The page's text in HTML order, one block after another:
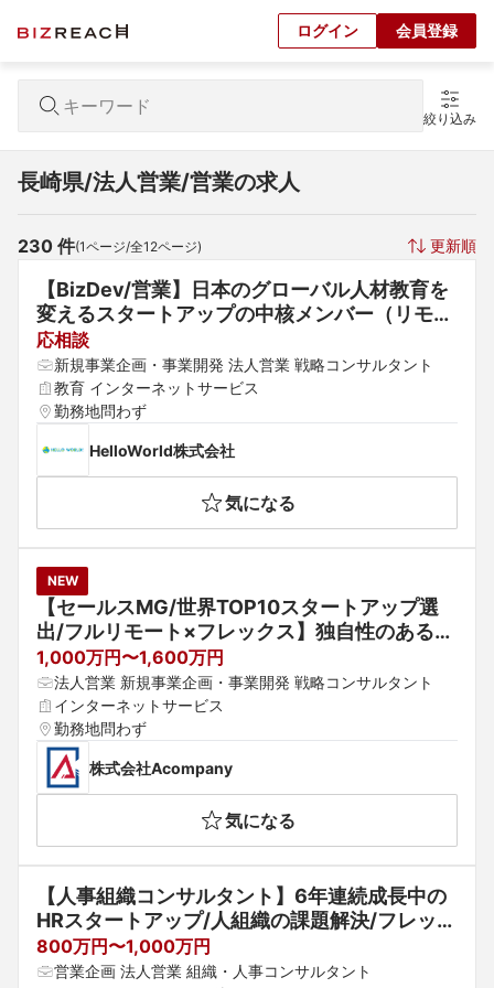
ログイン 会員登録
絞り込み
長崎県/法人営業/営業の求人
230 件(1ページ/全12ページ) 更新順
【BizDev/営業】日本のグローバル人材教育を
変えるスタートアップの中核メンバー（リモー
ト・フレックス可）
応相談
新規事業企画・事業開発 法人営業 戦略コンサルタント
教育 インターネットサービス
勤務地問わず
HelloWorld株式会社
気になる
NEW
【セールスMG/世界TOP10スタートアップ選
出/フルリモート×フレックス】独自性のあるAI
×セキュリティのディープテックカンパニーで
シニアソリューションセールス（MG候補）を
募集します！
1,000万円〜1,600万円
法人営業 新規事業企画・事業開発 戦略コンサルタント
インターネットサービス
勤務地問わず
株式会社Acompany
気になる
【人事組織コンサルタント】6年連続成長中の
HRスタートアップ/人組織の課題解決/フレック
スx副業OK
800万円〜1,000万円
営業企画 法人営業 組織・人事コンサルタント